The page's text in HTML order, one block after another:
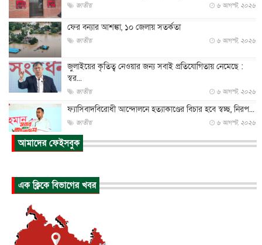
জাতীয় ৬ আগস্ট, ২০২৬
ফের বন্যার আশঙ্কা, ১০ জেলায় সতর্কতা
জাতীয় ৬ আগস্ট, ২০২৬
জুলাইয়ের কৃতিত্ব নেওয়ার জন্য সবাই প্রতিযোগিতায় নেমেছে :
স্বর...
জাতীয় ৬ আগস্ট, ২০২৬
ফ্যাসিবাদবিরোধী আন্দোলনে হত্যাকাণ্ডের বিচার হবে স্বচ্ছ, নিরপ...
জাতীয় ৬ আগস্ট, ২০২৬
ভারত সরকারের কাছে ক্ষমা চাইলেন জাকারবার্গ
আকাশে ট্রাম্পের হেলিকপ্টার ও যাত্রীবাহী বিমান মুখোমুখি, তদন্...
আন্তর্জাতিক
আন্তর্জাতিক
আমাদের ফেইসবুক
এক ক্লিকে বিভাগের খবর